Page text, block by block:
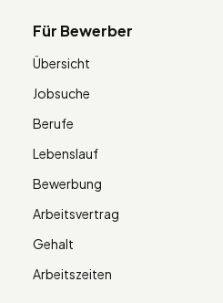
Für Bewerber
Übersicht
Jobsuche
Berufe
Lebenslauf
Bewerbung
Arbeitsvertrag
Gehalt
Arbeitszeiten